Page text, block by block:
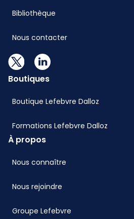
Bibliothèque
Nous contacter
Boutiques
Boutique Lefebvre Dalloz
Formations Lefebvre Dalloz
À propos
Nous connaître
Nous rejoindre
Groupe Lefebvre